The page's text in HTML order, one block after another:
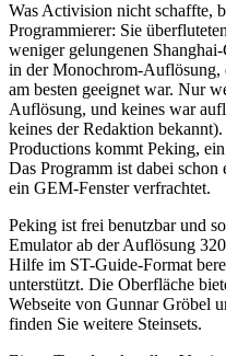
Was Activision nicht schaffte,
Programmierer: Sie
weniger gelungenen
in der Monochrom-Auflösung,
am besten geeignet war. Nur
Auflösung, und keines war
keines der Redaktion
Productions kommt Peking,
Das Programm ist dabei schon
ein GEM-Fenster verfrachtet.
Peking ist frei benutzbar und
Emulator ab der Auflösung
Hilfe im ST-Guide-Format
unterstützt. Die Oberfläche
Webseite von Gunnar Gröbel
finden Sie weitere Steinsets.